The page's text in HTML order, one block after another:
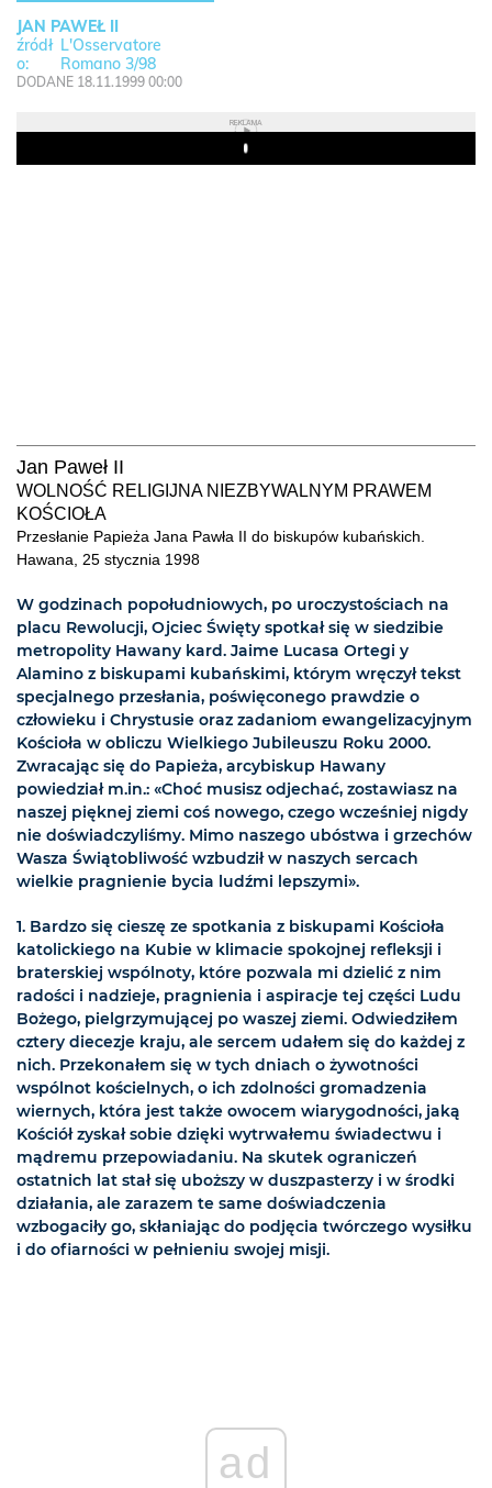
JAN PAWEŁ II
L'Osservatore
Romano 3/98
DODANE 18.11.1999 00:00
REKLAMA
Play
Jan Paweł II
WOLNOŚĆ RELIGIJNA NIEZBYWALNYM PRAWEM
KOŚCIOŁA
Przesłanie Papieża Jana Pawła II do biskupów kubańskich.
Hawana, 25 stycznia 1998
W godzinach popołudniowych, po uroczystościach na
placu Rewolucji, Ojciec Święty spotkał się w siedzibie
metropolity Hawany kard. Jaime Lucasa Ortegi y
Alamino z biskupami kubańskimi, którym wręczył tekst
specjalnego przesłania, poświęconego prawdzie o
człowieku i Chrystusie oraz zadaniom ewangelizacyjnym
Kościoła w obliczu Wielkiego Jubileuszu Roku 2000.
Zwracając się do Papieża, arcybiskup Hawany
powiedział m.in.: «Choć musisz odjechać, zostawiasz na
naszej pięknej ziemi coś nowego, czego wcześniej nigdy
nie doświadczyliśmy. Mimo naszego ubóstwa i grzechów
Wasza Świątobliwość wzbudził w naszych sercach
wielkie pragnienie bycia ludźmi lepszymi».
1. Bardzo się cieszę ze spotkania z biskupami Kościoła
katolickiego na Kubie w klimacie spokojnej refleksji i
braterskiej wspólnoty, które pozwala mi dzielić z nim
radości i nadzieje, pragnienia i aspiracje tej części Ludu
Bożego, pielgrzymującej po waszej ziemi. Odwiedziłem
cztery diecezje kraju, ale sercem udałem się do każdej z
nich. Przekonałem się w tych dniach o żywotności
wspólnot kościelnych, o ich zdolności gromadzenia
wiernych, która jest także owocem wiarygodności, jaką
Kościół zyskał sobie dzięki wytrwałemu świadectwu i
mądremu przepowiadaniu. Na skutek ograniczeń
ostatnich lat stał się uboższy w duszpasterzy i w środki
działania, ale zarazem te same doświadczenia
wzbogaciły go, skłaniając do podjęcia twórczego wysiłku
i do ofiarności w pełnieniu swojej misji.
ad